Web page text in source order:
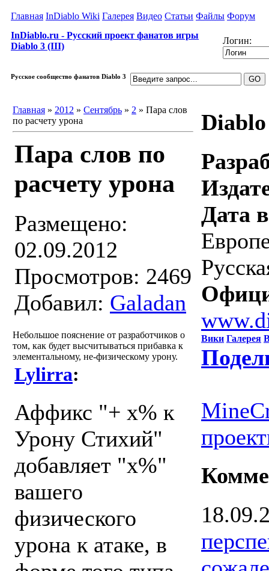
Главная InDiablo Wiki Галерея Видео Статьи Файлы Форум
InDiablo.ru - Русский проект фанатов игры
Diablo 3 (III)
Логин:
Русское сообщество фанатов Diablo 3
Главная » 2012 » Сентябрь » 2 » Пара слов
по расчету урона
Пара слов по
расчету урона
Размещено:
02.09.2012
Просмотров: 2469
Добавил: Galadan
Небольшое пояснение от разработчиков о
том, как будет высчитываться прибавка к
элементальному, не-физическому урону.
Lylirra:
Аффикс "+ х% к
Урону Стихий"
добавляет "х%"
вашего
физического
урона к атаке, в
Дата
Вики Галерея